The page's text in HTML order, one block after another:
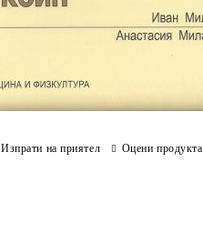
Изпрати на приятел Оцени продукта